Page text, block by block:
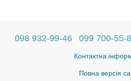
098 932-99-46 099 700-55-
Контактна
Повна версія